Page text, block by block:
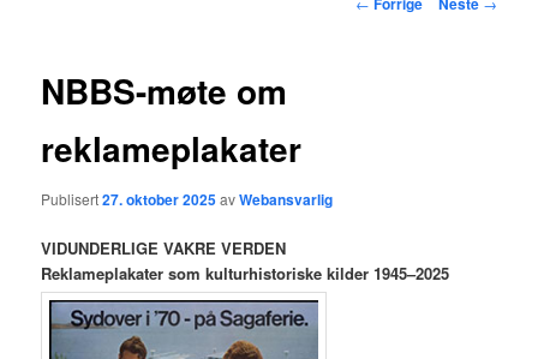
NBBS-møte om
reklameplakater
Publisert27. oktober 2025avWebansvarlig
VIDUNDERLIGE VAKRE VERDEN
Reklameplakater som kulturhistoriske kilder 1945–2025